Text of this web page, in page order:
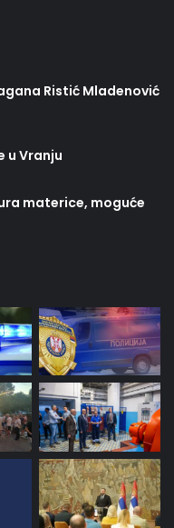
Ristić Mladenović
u Vranju
materice, moguće